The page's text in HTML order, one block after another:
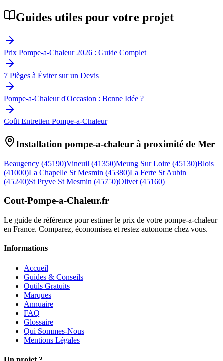
Guides utiles pour votre projet
Prix Pompe-a-Chaleur 2026 : Guide Complet
7 Pièges à Éviter sur un Devis
Pompe-a-Chaleur d'Occasion : Bonne Idée ?
Coût Entretien Pompe-a-Chaleur
Installation pompe-a-chaleur à proximité de Mer
Beaugency (45190)Vineuil (41350)Meung Sur Loire (45130)Blois
(41000)La Chapelle St Mesmin (45380)La Ferte St Aubin
(45240)St Pryve St Mesmin (45750)Olivet (45160)
Cout-Pompe-a-Chaleur.fr
Le guide de référence pour estimer le prix de votre pompe-a-chaleur
en France. Comparez, économisez et restez autonome chez vous.
Informations
Accueil
Guides & Conseils
Outils Gratuits
Marques
Annuaire
FAQ
Glossaire
Qui Sommes-Nous
Mentions Légales
Un projet ?